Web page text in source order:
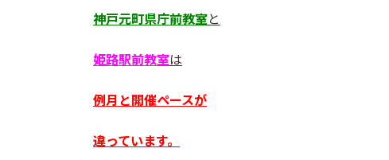
神戸元町県庁前教室と
姫路駅前教室は
例月と開催ペースが
違っています。